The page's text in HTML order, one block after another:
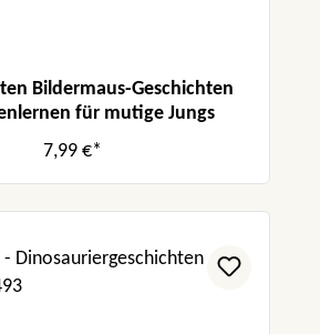
Bildermaus-Geschichten
für mutige Jungs
7,99 €*